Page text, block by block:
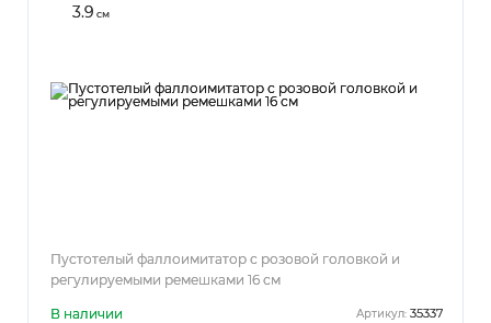
3.9 см
Пустотелый фаллоимитатор с розовой головкой и
регулируемыми ремешками 16 см
В наличии Артикул: 35337